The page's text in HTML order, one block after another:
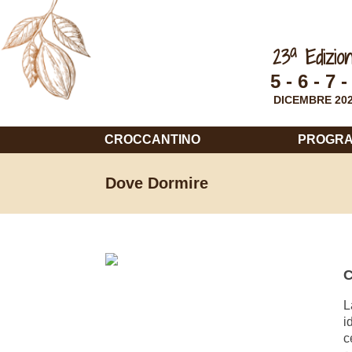
23a
5 - 6 - 7 -
DICEMBRE
CROCCANTINO
Dove Dormire